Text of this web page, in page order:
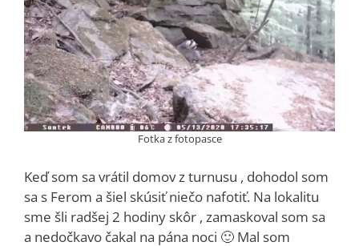
Fotka z fotopasce
Keď som sa vrátil domov z turnusu , dohodol som
sa s Ferom a šiel skúsiť niečo nafotiť. Na lokalitu
sme šli radšej 2 hodiny skôr , zamaskoval som sa
a nedočkavo čakal na pána noci 🙂 Mal som